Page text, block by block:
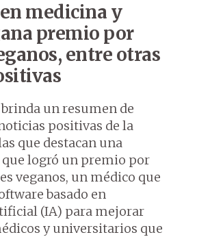
medicina y
premio por
entre otras
un resumen de
positivas de la
que destacan una
logró un premio por
veganos, un médico que
basado en
(IA) para mejorar
y universitarios que